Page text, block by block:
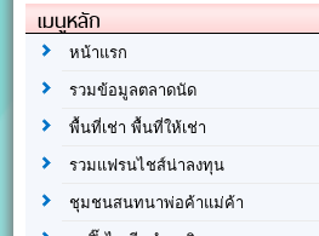
เมนูหลัก
หน้าแรก
รวมข้อมูลตลาดนัด
พื้นที่เช่า พื้นที่ให้เช่า
รวมแฟรนไชส์น่าลงทุน
ชุมชนสนทนาพ่อค้าแม่ค้า